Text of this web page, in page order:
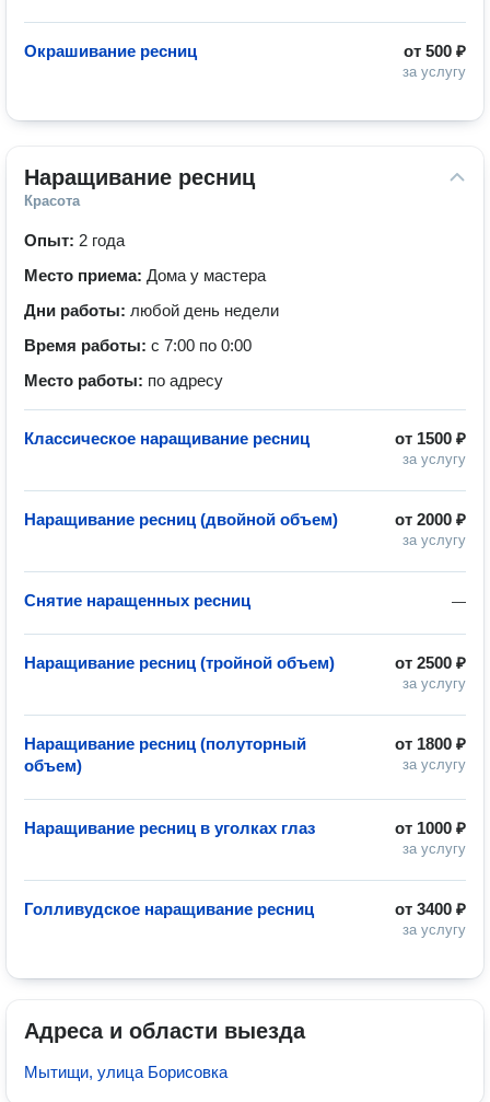
от 500 ₽
за услугу
Окрашивание ресниц
Наращивание ресниц
Красота
Опыт: 2 года
Место приема: Дома у мастера
Дни работы: любой день недели
Время работы: с 7:00 по 0:00
Место работы: по адресу
от 1500 ₽
за услугу
Классическое наращивание ресниц
от 2000 ₽
за услугу
Наращивание ресниц (двойной объем)
—
Снятие наращенных ресниц
от 2500 ₽
за услугу
Наращивание ресниц (тройной объем)
от 1800 ₽
за услугу
Наращивание ресниц (полуторный
объем)
от 1000 ₽
за услугу
Наращивание ресниц в уголках глаз
от 3400 ₽
за услугу
Голливудское наращивание ресниц
Адреса и области выезда
Мытищи, улица Борисовка